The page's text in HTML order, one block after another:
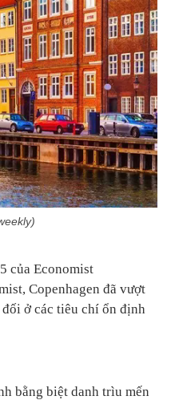
của Economist
Copenhagen đã vượt
ở các tiêu chí ổn định
bằng biệt danh trìu mến